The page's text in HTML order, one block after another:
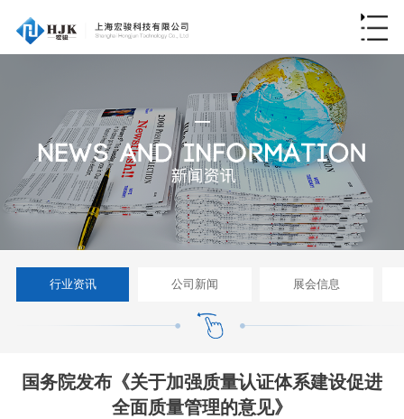
行业资讯 公司新闻 展会信息
国务院发布《关于加强质量认证体系建设促进
全面质量管理的意见》